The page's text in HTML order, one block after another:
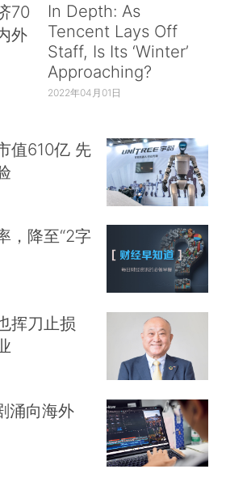
70
外
In Depth: As
Tencent Lays Off
Staff, Is Its ‘Winter’
Approaching?
2022年04月01日
值610亿 先
，降至“2字
挥刀止损
涌向海外